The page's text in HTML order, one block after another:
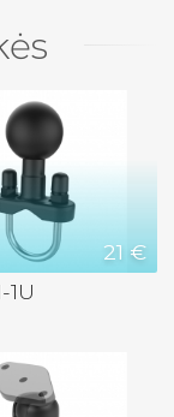
21 €
1U